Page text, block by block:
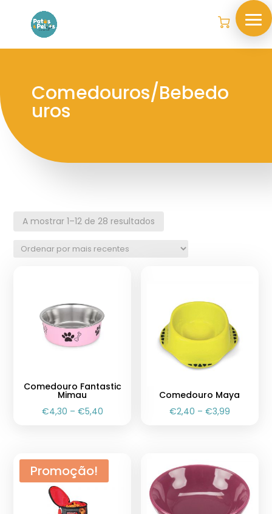
Comedouros/Bebedo
uros
A mostrar 1–12 de 28 resultados
Comedouro Fantastic
Mimau
€4,30 – €5,40
Comedouro Maya
€2,40 – €3,99
Promoção!